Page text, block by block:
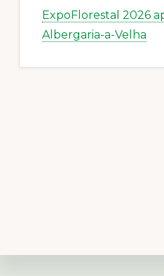
ExpoFlorestal 2026
Albergaria-a-Velha